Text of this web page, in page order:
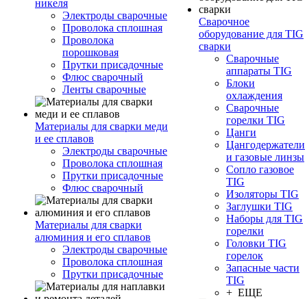
никеля
Электроды сварочные
Проволока сплошная
Проволока
порошковая
Прутки присадочные
Флюс сварочный
Ленты сварочные
Материалы для сварки меди
и ее сплавов
Электроды сварочные
Проволока сплошная
Прутки присадочные
Флюс сварочный
Материалы для сварки
алюминия и его сплавов
Электроды сварочные
Проволока сплошная
Прутки присадочные
Сварочное
оборудование для TIG
сварки
Сварочные
аппараты TIG
Блоки
охлаждения
Сварочные
горелки TIG
Цанги
Цангодержатели
и газовые линзы
Сопло газовое
TIG
Изоляторы TIG
Заглушки TIG
Наборы для TIG
горелки
Головки TIG
горелок
Запасные части
TIG
+ ЕЩЕ